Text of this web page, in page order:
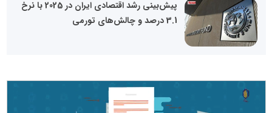
پیش‌بینی رشد اقتصادی ایران در 2025 با نرخ
3.1 درصد و چالش‌های تورمی